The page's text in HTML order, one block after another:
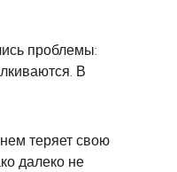
проблемы:
В
теряет свою
далеко не